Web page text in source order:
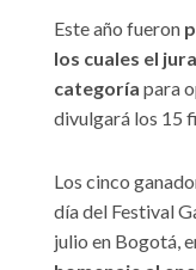
Este año fueron
los cuales el
categoría para
divulgará los 15
Los cinco
día del Festival
julio en Bogotá,